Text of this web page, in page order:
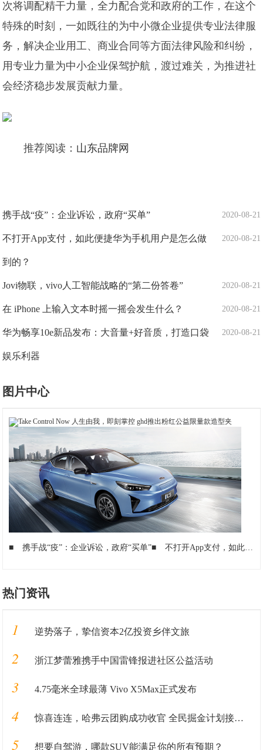
次将调配精干力量，全力配合党和政府的工作，在这个
特殊的时刻，一如既往的为中小微企业提供专业法律服
务，解决企业用工、商业合同等方面法律风险和纠纷，
用专业力量为中小企业保驾护航，渡过难关，为推进社
会经济稳步发展贡献力量。
推荐阅读： 山东品牌网
2020-08-21
携手战“疫”：企业诉讼，政府“买单”
2020-08-21
不打开App支付，如此便捷华为手机用户是怎么做
到的？
2020-08-21
Jovi物联，vivo人工智能战略的“第二份答卷”
2020-08-21
在 iPhone 上输入文本时摇一摇会发生什么？
2020-08-21
华为畅享10e新品发布：大音量+好音质，打造口袋
娱乐利器
图片中心
■ 携手战“疫”：企业诉讼，政府“买单”■ 不打开App支付，如此便捷华为手机用户是怎么做到的？
热门资讯
1 逆势落子，挚信资本2亿投资乡伴文旅
2 浙江梦蕾雅携手中国雷锋报进社区公益活动
3 4.75毫米全球最薄 Vivo X5Max正式发布
4 惊喜连连，哈弗云团购成功收官 全民掘金计划接踵而至
5 想要自驾游，哪款SUV能满足你的所有预期？